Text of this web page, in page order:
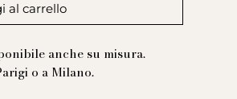
al carrello
anche su misura.
o a Milano.